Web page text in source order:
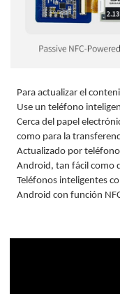
Para actualizar el
Use un teléfono
Cerca del papel
como para la
Actualizado por
Android, tan fácil como
Teléfonos inteligentes
Android con función